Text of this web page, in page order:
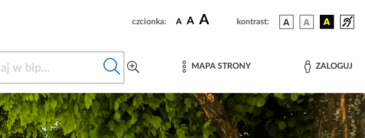
czcionka: A A A kontrast:
MAPA STRONY ZALOGUJ